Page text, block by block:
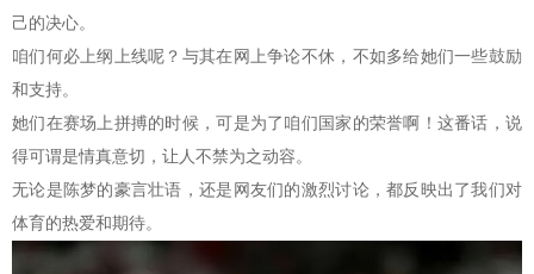
己的决心。
咱们何必上纲上线呢？与其在网上争论不休，不如多给她们一些鼓励
和支持。
她们在赛场上拼搏的时候，可是为了咱们国家的荣誉啊！这番话，说
得可谓是情真意切，让人不禁为之动容。
无论是陈梦的豪言壮语，还是网友们的激烈讨论，都反映出了我们对
体育的热爱和期待。